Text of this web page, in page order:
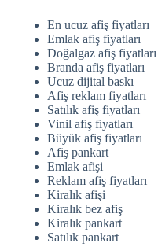
En ucuz afiş fiyatları
Emlak afiş fiyatları
Doğalgaz afiş fiyatları
Branda afiş fiyatları
Ucuz dijital baskı
Afiş reklam fiyatları
Satılık afiş fiyatları
Vinil afiş fiyatları
Büyük afiş fiyatları
Afiş pankart
Emlak afişi
Reklam afiş fiyatları
Kiralık afişi
Kiralık bez afiş
Kiralık pankart
Satılık pankart